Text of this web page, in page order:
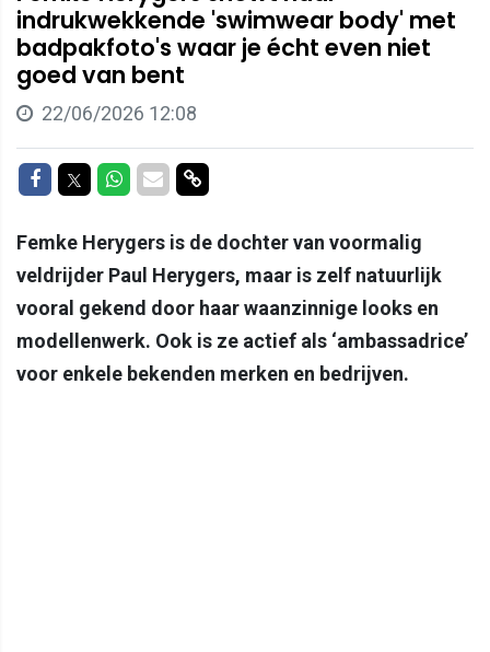
indrukwekkende 'swimwear body' met
badpakfoto's waar je écht even niet
goed van bent
22/06/2026 12:08
Delen op Facebook
Delen op Twitter
Delen op Whatsapp
Delen via Mail
Delen via link
Femke Herygers is de dochter van voormalig
veldrijder Paul Herygers, maar is zelf natuurlijk
vooral gekend door haar waanzinnige looks en
modellenwerk. Ook is ze actief als ‘ambassadrice’
voor enkele bekenden merken en bedrijven.